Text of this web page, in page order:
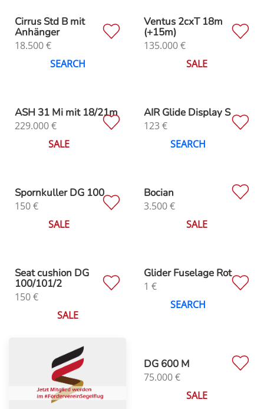
Cirrus Std B mit
Anhänger
18.500€
SEARCH
Ventus 2cxT 18m
(+15m)
135.000€
SALE
ASH 31 Mi mit 18/21m
229.000€
SALE
AIR Glide Display S
123 €
SEARCH
Spornkuller DG 100
150€
SALE
Bocian
3.500€
SALE
Seat cushion DG
100/101/2
150€
SALE
Glider Fuselage Rot
1 €
SEARCH
DG 600 M
75.000€
SALE